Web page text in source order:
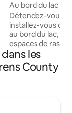
Au bord du lac
clôturé.
Détendez-vous,
installez-vous
au bord du lac,
espaces de
confortables et
pourrez amarrer
d'un café au bord
les
County